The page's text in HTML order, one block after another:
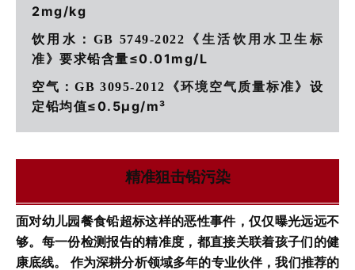
2mg/kg
饮用水 ：GB 5749-2022 《生活饮用水卫生标
准》 要求铅含量≤0.01mg/L
空气 ：GB 3095-2012 《环境空气质量标准》 设
定铅均值≤0.5μg/m³
精准狙击铅污染
面对幼儿园餐食铅超标这样的恶性事件，仅仅曝光远远不
够。每一份检测报告的精准度，都直接关联着孩子们的健
康底线。 作为深耕分析领域多年的专业伙伴，我们推荐的